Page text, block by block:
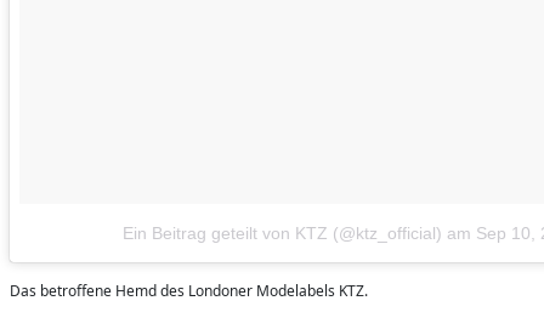
Ein Beitrag geteilt von KTZ (@ktz_official) am Sep 10,
Das betroffene Hemd des Londoner Modelabels KTZ.